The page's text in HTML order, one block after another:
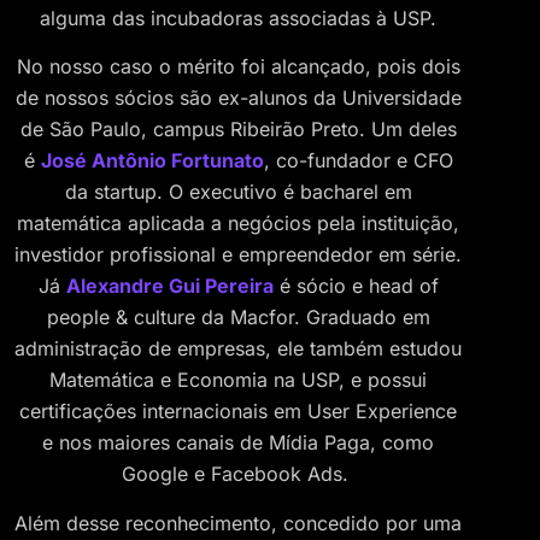
alguma das incubadoras associadas à USP.
No nosso caso o mérito foi alcançado, pois dois
de nossos sócios são ex-alunos da Universidade
de São Paulo, campus Ribeirão Preto. Um deles
é José Antônio Fortunato, co-fundador e CFO
da startup. O executivo é bacharel em
matemática aplicada a negócios pela instituição,
investidor profissional e empreendedor em série.
Já Alexandre Gui Pereiraé sócio e head of
people & culture da Macfor. Graduado em
administração de empresas, ele também estudou
Matemática e Economia na USP, e possui
certificações internacionais em User Experience
e nos maiores canais de Mídia Paga, como
Google e Facebook Ads.
Além desse reconhecimento, concedido por uma